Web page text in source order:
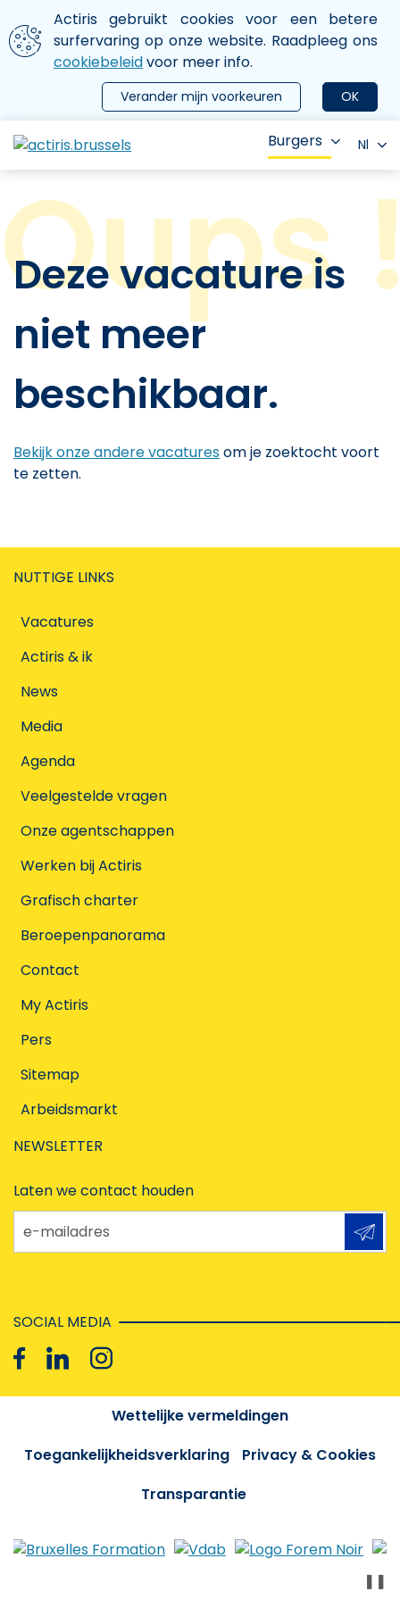
Aller au contenu principal
We gebruiken cookies
Actiris gebruikt cookies voor een betere
surfervaring op onze website. Raadpleeg ons
cookiebeleidvoor meer info.
OK
Verander mijn voorkeuren
le menu
Burgers Nl
Deze vacature is
niet meer
beschikbaar.
Bekijk onze andere vacaturesom je zoektocht voort
te zetten.
NUTTIGE LINKS
Vacatures
Actiris & ik
News
Media
Agenda
Veelgestelde vragen
Onze agentschappen
Werken bij Actiris
Grafisch charter
Beroepenpanorama
Contact
My Actiris
Pers
Sitemap
Arbeidsmarkt
NEWSLETTER
Laten we contact houden
e-mailadres
SOCIAL MEDIA
Wettelijke vermeldingen
Toegankelijkheidsverklaring
Privacy & Cookies
Transparantie
❚❚